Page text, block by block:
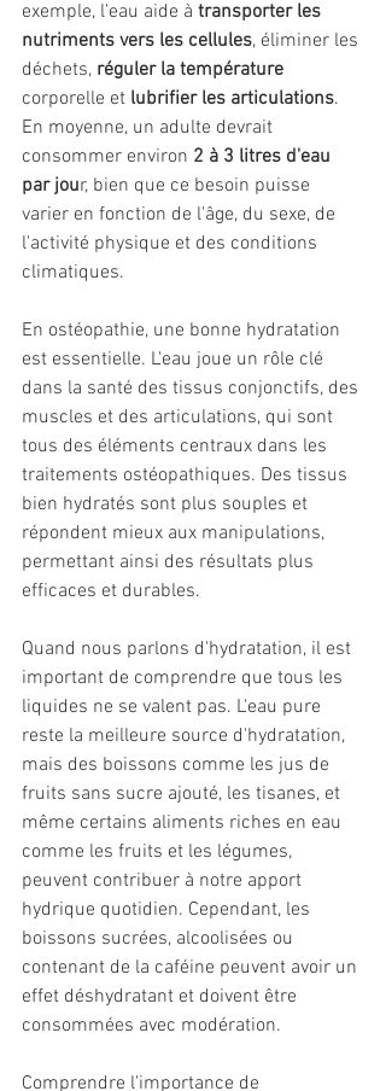
exemple, l'eau aide à transporter les
nutriments vers les cellules, éliminer les
déchets, réguler la température
corporelle et lubrifier les articulations.
En moyenne, un adulte devrait
consommer environ 2 à 3 litres d'eau
par jour, bien que ce besoin puisse
varier en fonction de l'âge, du sexe, de
l'activité physique et des conditions
climatiques.
En ostéopathie, une bonne hydratation
est essentielle. L'eau joue un rôle clé
dans la santé des tissus conjonctifs, des
muscles et des articulations, qui sont
tous des éléments centraux dans les
traitements ostéopathiques. Des tissus
bien hydratés sont plus souples et
répondent mieux aux manipulations,
permettant ainsi des résultats plus
efficaces et durables.
Quand nous parlons d'hydratation, il est
important de comprendre que tous les
liquides ne se valent pas. L'eau pure
reste la meilleure source d'hydratation,
mais des boissons comme les jus de
fruits sans sucre ajouté, les tisanes, et
même certains aliments riches en eau
comme les fruits et les légumes,
peuvent contribuer à notre apport
hydrique quotidien. Cependant, les
boissons sucrées, alcoolisées ou
contenant de la caféine peuvent avoir un
effet déshydratant et doivent être
consommées avec modération.
Comprendre l'importance de